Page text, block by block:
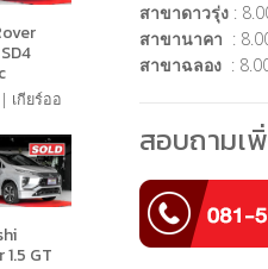
เกียร์ออ
GT
สาขาดาวรุ่ง :
สาขานาคา :
สาขาฉลอง :
สอบถามเ